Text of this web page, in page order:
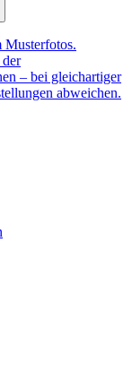
Musterfotos.
– bei gleichartiger
abweichen.